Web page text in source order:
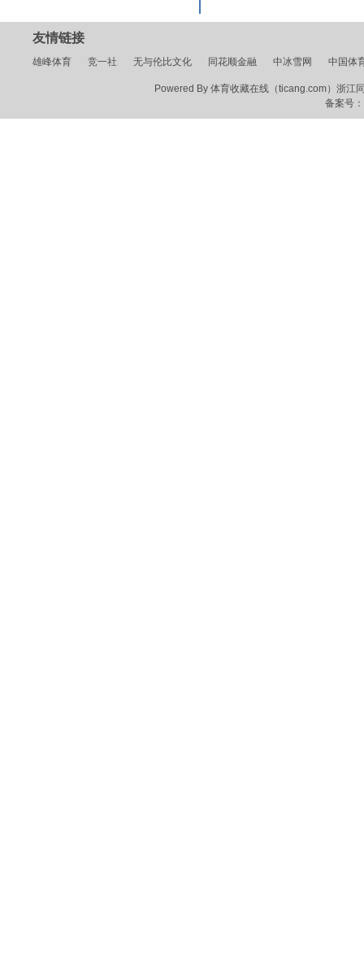
友情链接
雄峰体育 竞一社 无与伦比文化 同花顺金融 中冰雪网 中国体
Powered By 体育收藏在线（ticang.com）浙江
备案号：